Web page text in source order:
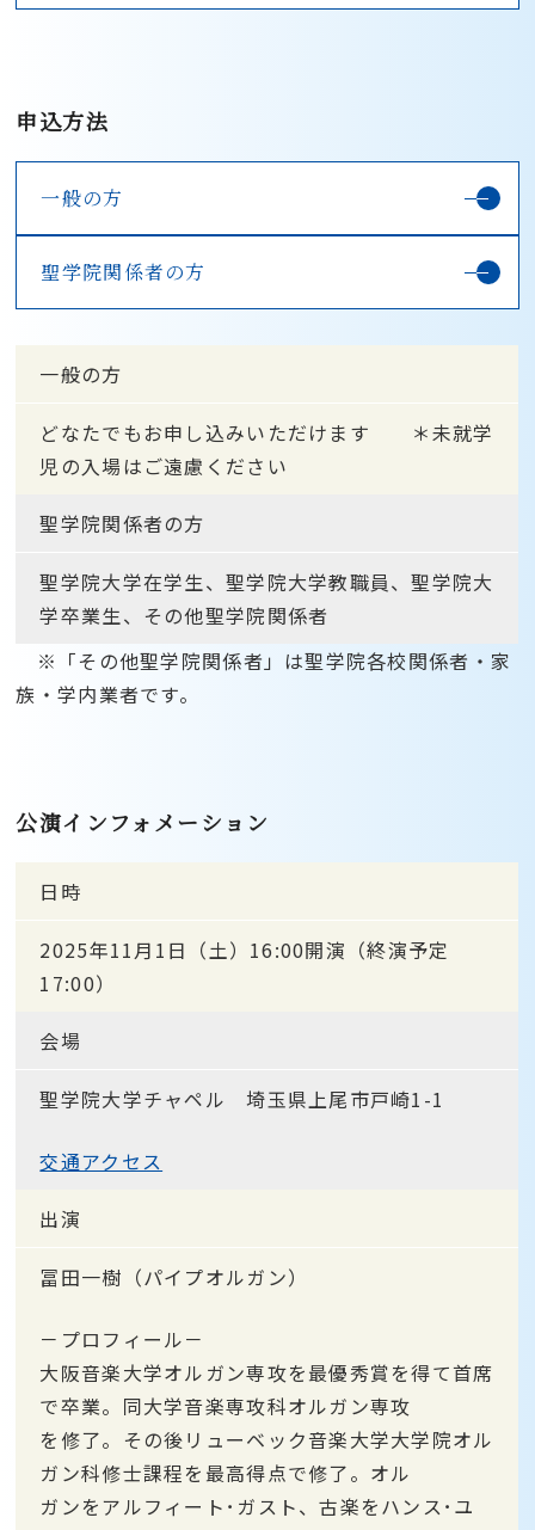
申込方法
一般の方
聖学院関係者の方
一般の方
どなたでもお申し込みいただけます ＊未就学
児の入場はご遠慮ください
聖学院関係者の方
聖学院大学在学生、聖学院大学教職員、聖学院大
学卒業生、その他聖学院関係者
※「その他聖学院関係者」は聖学院各校関係者・家
族・学内業者です。
公演インフォメーション
日時
2025年11月1日（土）16:00開演（終演予定
17:00）
会場
聖学院大学チャペル 埼玉県上尾市戸崎1-1
交通アクセス
出演
冨田一樹（パイプオルガン）
－プロフィール－
大阪音楽大学オルガン専攻を最優秀賞を得て首席
で卒業。同大学音楽専攻科オルガン専攻
を修了。その後リューベック音楽大学大学院オル
ガン科修士課程を最高得点で修了。オル
ガンをアルフィート･ガスト、古楽をハンス･ユ